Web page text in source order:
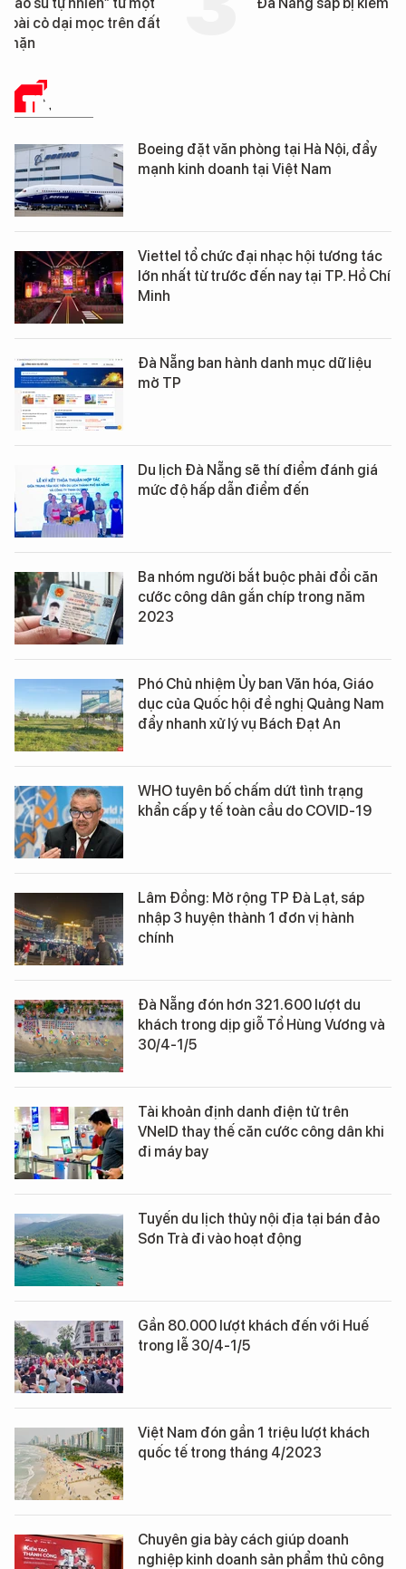
TIN TỨC
Boeing đặt văn phòng tại Hà Nội, đẩy
mạnh kinh doanh tại Việt Nam
Viettel tổ chức đại nhạc hội tương tác
lớn nhất từ trước đến nay tại TP. Hồ Chí
Minh
Đà Nẵng ban hành danh mục dữ liệu
mở TP
Du lịch Đà Nẵng sẽ thí điểm đánh giá
mức độ hấp dẫn điểm đến
Ba nhóm người bắt buộc phải đổi căn
cước công dân gắn chíp trong năm
2023
Phó Chủ nhiệm Ủy ban Văn hóa, Giáo
dục của Quốc hội đề nghị Quảng Nam
đẩy nhanh xử lý vụ Bách Đạt An
WHO tuyên bố chấm dứt tình trạng
khẩn cấp y tế toàn cầu do COVID-19
Lâm Đồng: Mở rộng TP Đà Lạt, sáp
nhập 3 huyện thành 1 đơn vị hành
chính
Đà Nẵng đón hơn 321.600 lượt du
khách trong dịp giỗ Tổ Hùng Vương và
30/4-1/5
Tài khoản định danh điện tử trên
VNeID thay thế căn cước công dân khi
đi máy bay
Tuyến du lịch thủy nội địa tại bán đảo
Sơn Trà đi vào hoạt động
Gần 80.000 lượt khách đến với Huế
trong lễ 30/4-1/5
Việt Nam đón gần 1 triệu lượt khách
quốc tế trong tháng 4/2023
Chuyên gia bày cách giúp doanh
nghiệp kinh doanh sản phẩm thủ công